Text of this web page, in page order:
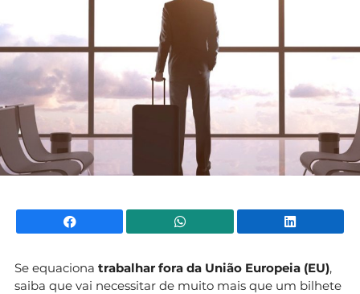
Facebook WhatsApp
Se equaciona trabalhar fora da União Europeia (EU),
saiba que vai necessitar de muito mais que um bilhete